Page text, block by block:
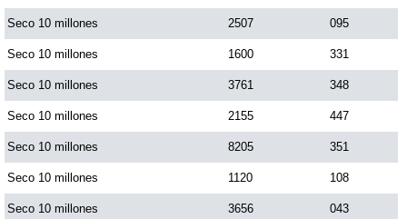
Seco 10 millones 2507 095
Seco 10 millones 1600 331
Seco 10 millones 3761 348
Seco 10 millones 2155 447
Seco 10 millones 8205 351
Seco 10 millones 1120 108
Seco 10 millones 3656 043